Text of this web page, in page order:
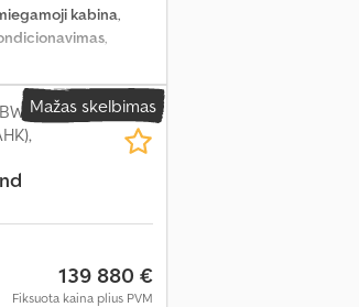
kabina,
,
Mažas skelbimas
139 880 €
Fiksuota kaina plius PVM